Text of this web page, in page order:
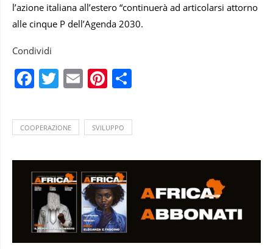
l’azione italiana all’estero “continuerà ad articolarsi attorno
alle cinque P dell’Agenda 2030.
Condividi
Facebook
Twitter
EmailPinterest
COOPERAZIONE SVILUPPO